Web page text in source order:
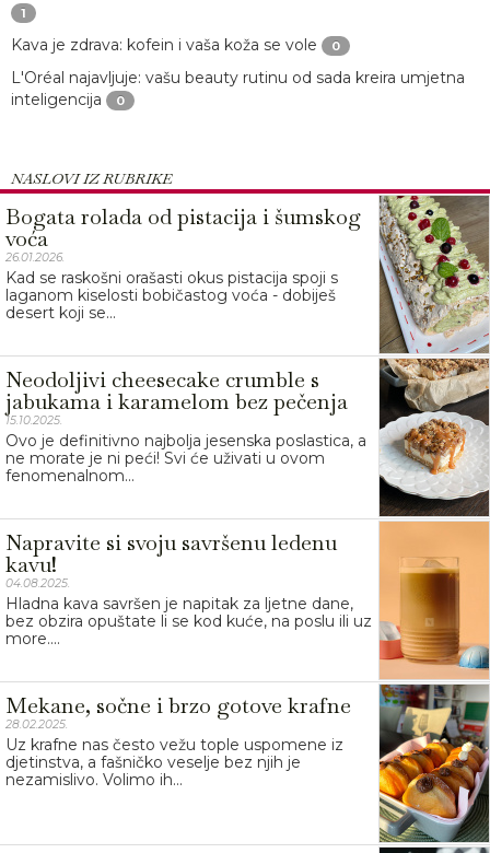
1
Kava je zdrava: kofein i vaša koža se vole 0
L'Oréal najavljuje: vašu beauty rutinu od sada kreira umjetna
inteligencija
0
NASLOVI IZ RUBRIKE
Bogata rolada od pistacija i šumskog
voća
26.01.2026.
Kad se raskošni orašasti okus pistacija spoji s
laganom kiselosti bobičastog voća - dobiješ
desert koji se...
Neodoljivi cheesecake crumble s
jabukama i karamelom bez pečenja
15.10.2025.
Ovo je definitivno najbolja jesenska poslastica, a
ne morate je ni peći! Svi će uživati u ovom
fenomenalnom...
Napravite si svoju savršenu ledenu
kavu!
04.08.2025.
Hladna kava savršen je napitak za ljetne dane,
bez obzira opuštate li se kod kuće, na poslu ili uz
more....
Mekane, sočne i brzo gotove krafne
28.02.2025.
Uz krafne nas često vežu tople uspomene iz
djetinstva, a fašničko veselje bez njih je
nezamislivo. Volimo ih...